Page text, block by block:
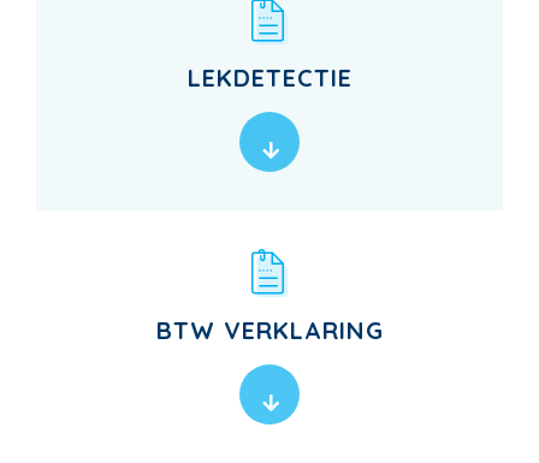
LEKDETECTIE
BTW VERKLARING